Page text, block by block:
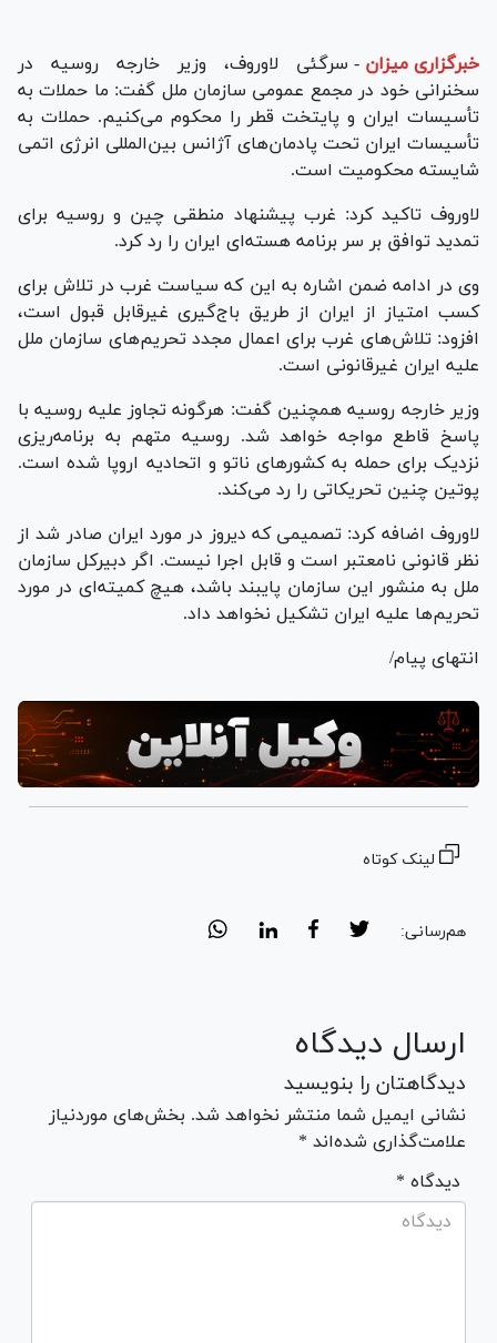
خبرگزاری میزان - سرگئی لاوروف، وزیر خارجه روسیه در
سخنرانی خود در مجمع عمومی سازمان ملل گفت: ما حملات به
تأسیسات ایران و پایتخت قطر را محکوم می‌کنیم. حملات به
تأسیسات ایران تحت پادمان‌های آژانس بین‌المللی انرژی اتمی
شایسته محکومیت است.
لاوروف تاکید کرد: غرب پیشنهاد منطقی چین و روسیه برای
تمدید توافق بر سر برنامه هسته‌ای ایران را رد کرد.
وی در ادامه ضمن اشاره به این که سیاست غرب در تلاش برای
کسب امتیاز از ایران از طریق باج‌گیری غیرقابل قبول است،
افزود: تلاش‌های غرب برای اعمال مجدد تحریم‌های سازمان ملل
علیه ایران غیرقانونی است.
وزیر خارجه روسیه همچنین گفت: هرگونه تجاوز علیه روسیه با
پاسخ قاطع مواجه خواهد شد. روسیه متهم به برنامه‌ریزی
نزدیک برای حمله به کشور‌های ناتو و اتحادیه اروپا شده است.
پوتین چنین تحریکاتی را رد می‌کند.
لاوروف اضافه کرد: تصمیمی که دیروز در مورد ایران صادر شد از
نظر قانونی نامعتبر است و قابل اجرا نیست. اگر دبیرکل سازمان
ملل به منشور این سازمان پایبند باشد، هیچ کمیته‌ای در مورد
تحریم‌ها علیه ایران تشکیل نخواهد داد.
انتهای پیام/
لینک کوتاه
هم‌رسانی:
ارسال دیدگاه
دیدگاهتان را بنویسید
نشانی ایمیل شما منتشر نخواهد شد. بخش‌های موردنیاز
علامت‌گذاری شده‌اند *
* دیدگاه